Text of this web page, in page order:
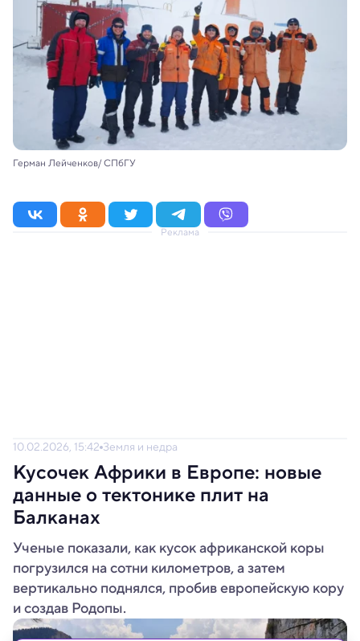
Герман Лейченков/ СПбГУ
Реклама
10.02.2026, 15:42 Земля и недра
Кусочек Африки в Европе: новые
данные о тектонике плит на
Балканах
Ученые показали, как кусок африканской коры
погрузился на сотни километров, а затем
вертикально поднялся, пробив европейскую кору
и создав Родопы.